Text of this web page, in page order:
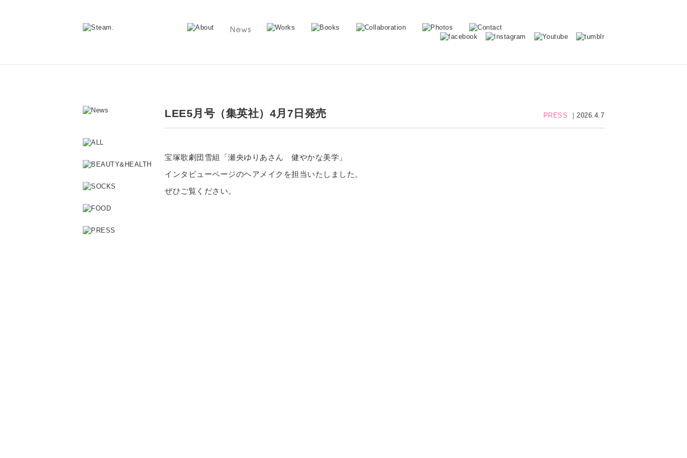
PRESS ｜2026.4.7
LEE5月号（集英社）4月7日発売
宝塚歌劇団雪組「瀬央ゆりあさん 健やかな美学」
インタビューページのヘアメイクを担当いたしました。
ぜひご覧ください。